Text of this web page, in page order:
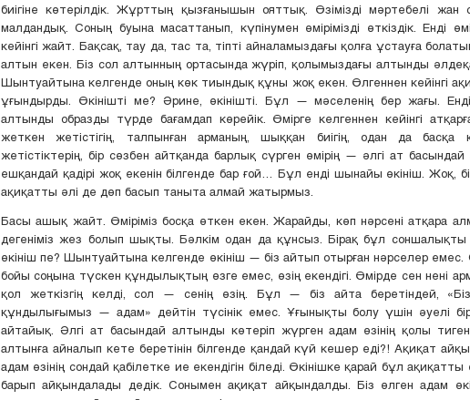
биігіне көтерілдік. Жұрттың қызғанышын ояттық. Өзімізді мәртебелі жан
малдандық. Соның буына масаттанып, күпінумен өмірімізді өткіздік. Енді
кейінгі жайт. Бақсақ, тау да, тас та, тіпті айналамыздағы қолға ұстауға
алтын екен. Біз сол алтынның ортасында жүріп, қолымыздағы алтынды
Шынтуайтына келгенде оның көк тиындық құны жоқ екен. Өлгеннен кейінгі
ұғындырды. Өкінішті ме? Әрине, өкінішті. Бұл — мәселенің бер жағы.
алтынды образды түрде бағамдап көрейік. Өмірге келгеннен кейінгі
жеткен жетістігің, талпынған арманың, шыққан биігің, одан да басқа
жетістіктерің, бір сөзбен айтқанда барлық сүрген өмірің — әлгі ат
ешқандай қадірі жоқ екенін білгенде бар ғой… Бұл енді шынайы өкініш. Жоқ,
ақиқатты әлі де дөп басып таныта алмай жатырмыз.
Басы ашық жайт. Өміріміз босқа өткен екен. Жарайды, көп нәрсені атқара
дегеніміз жез болып шықты. Бәлкім одан да құнсыз. Бірақ бұл
өкініш пе? Шынтуайтына келгенде өкініш — біз айтып отырған нәрселер емес.
бойы соңына түскен құндылықтың өзге емес, өзің екендігі. Өмірде сен нені
қол жеткізгің келді, сол — сенің өзің. Бұл — біз айта беретіндей,
құндылығымыз — адам» дейтін түсінік емес. Ұғынықты болу үшін әуелі
айтайық. Әлгі ат басындай алтынды көтеріп жүрген адам өзінің қолы тиген
алтынға айналып кете беретінін білгенде қандай күй кешер еді?! Ақиқат
адам өзінің сондай қабілетке ие екендігін біледі. Өкінішке қарай бұл ақиқатты
барып айқындалады дедік. Сонымен ақиқат айқындалды. Біз өлген адам